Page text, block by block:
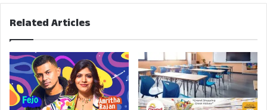
Related Articles